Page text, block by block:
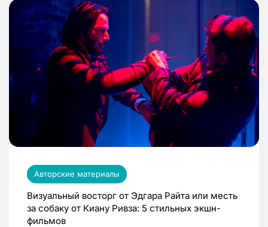
Авторские материалы
Визуальный восторг от Эдгара Райта или месть
за собаку от Киану Ривза: 5 стильных экшн-
фильмов